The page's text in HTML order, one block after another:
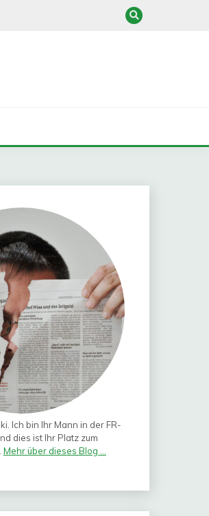
Ich bin Ihr Mann in der FR-
dies ist Ihr Platz zum
Mehr über dieses Blog ...